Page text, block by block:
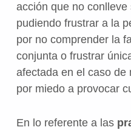
acción que no
pudiendo frustrar a la
por no comprender la
conjunta o frustrar
afectada en el caso de
por miedo a provocar
En lo referente a las